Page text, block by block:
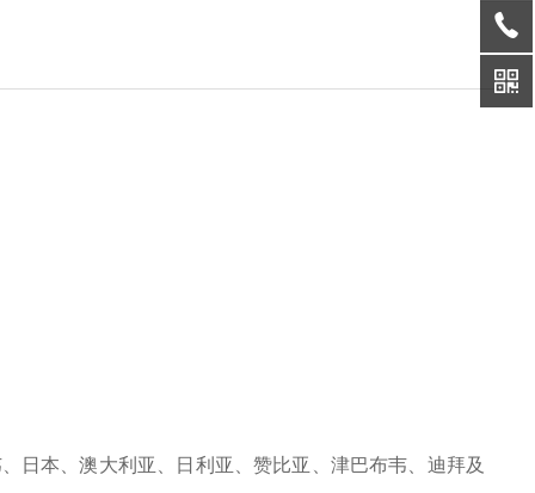
日本、澳大利亚、日利亚、赞比亚、津巴布韦、迪拜及